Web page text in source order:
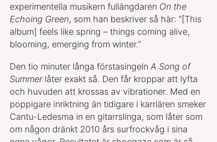
experimentella musikern fullängdaren On the
Echoing Green, som han beskriver så här: ”[This
album] feels like spring – things coming alive,
blooming, emerging from winter.”
Den tio minuter långa förstasingeln A Song of
Summerlåter exakt så. Den får kroppar att lyfta
och huvuden att krossas av vibrationer. Med en
poppigare inriktning än tidigare i karriären smeker
Cantu-Ledesma in en gitarrslinga, som låter som
om någon dränkt 2010 års surfrockvåg i sina